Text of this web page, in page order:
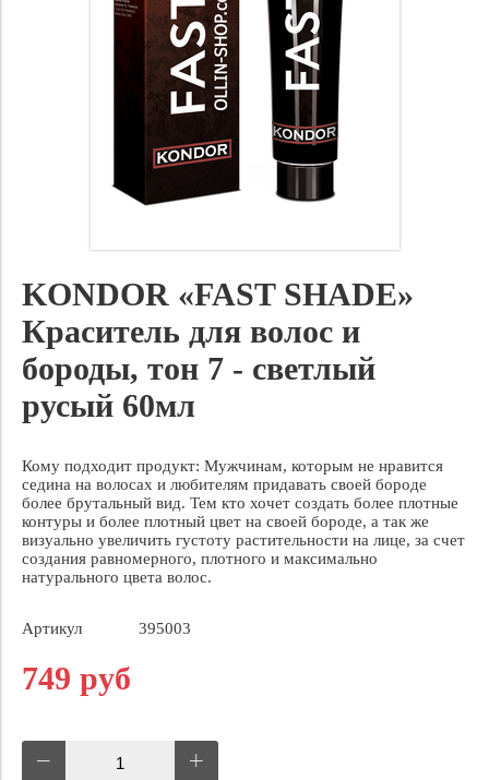
KONDOR «FAST SHADE»
Краситель для волос и
бороды, тон 7 - светлый
русый 60мл
Кому подходит продукт: Мужчинам, которым не нравится
седина на волосах и любителям придавать своей бороде
более брутальный вид. Тем кто хочет создать более плотные
контуры и более плотный цвет на своей бороде, а так же
визуально увеличить густоту растительности на лице, за счет
создания равномерного, плотного и максимально
натурального цвета волос.
Артикул 395003
749 руб